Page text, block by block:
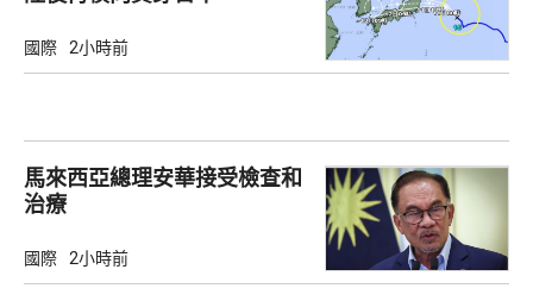
國際 2小時前
馬來西亞總理安華接受檢查和
治療
國際 2小時前